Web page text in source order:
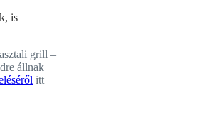
is
grill –
állnak
itt